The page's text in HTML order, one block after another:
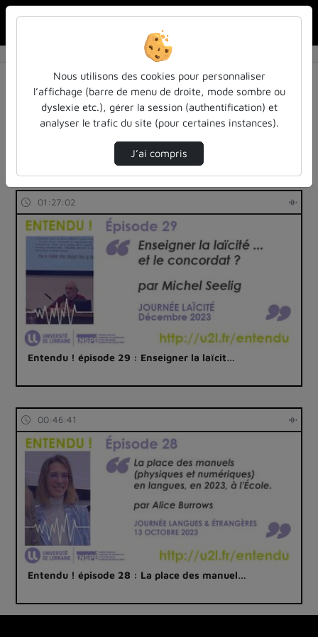
Résultats de la recherche
Filtres actifs (cliquer pour en retirer) :
Français
entendu-des-confs-a-ecouter
podcast
universite-de-lorraine
2 vidéos trouvées
01:27:02
Entendu ! épisode 29 : Enseigner la laïcit…
00:46:41
Entendu ! épisode 28 : La place des manuel…
Nous utilisons des cookies pour personnaliser
l’affichage (barre de menu de droite, mode sombre ou
dyslexie etc.), gérer la session (authentification) et
analyser le trafic du site (pour certaines instances).
J’ai compris